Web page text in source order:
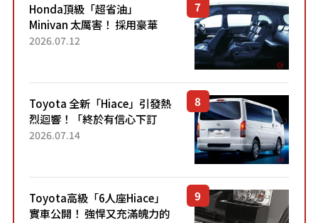
Honda頂級「超省油」
Minivan 太厲害！ 採用豪華
「真皮座椅」與專屬「黑色內
「三...
2026.07.12
Toyota 全新「Hiace」引發熱
烈迴響！「終於有信心下訂
了！」「哪個等級交車最
車？...
2026.07.14
Toyota高級「6人座Hiace」
實車公開！ 強悍又充滿魄力的